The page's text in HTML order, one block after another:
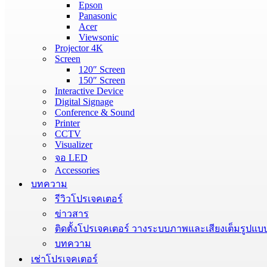
Epson
Panasonic
Acer
Viewsonic
Projector 4K
Screen
120″ Screen
150″ Screen
Interactive Device
Digital Signage
Conference & Sound
Printer
CCTV
Visualizer
จอ LED
Accessories
บทความ
รีวิวโปรเจคเตอร์
ข่าวสาร
ติดตั้งโปรเจคเตอร์ วางระบบภาพและเสียงเต็มรูปแบ
บทความ
เช่าโปรเจคเตอร์